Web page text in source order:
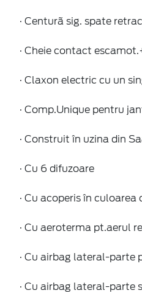
· Centurã sig. spate
· Cheie contact
· Claxon electric cu un
· Comp.Unique pentru
· Construit în uzina din
· Cu 6 difuzoare
· Cu acoperis în culoarea
· Cu aeroterma pt.aerul
· Cu airbag lateral-parte
· Cu airbag lateral-parte